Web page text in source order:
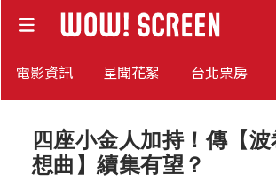
電影資訊 星聞花絮 台北票房
四座小金人加持！傳【
想曲】續集有望？